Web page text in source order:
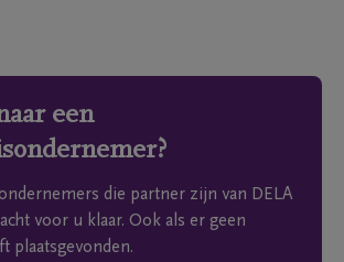
een
die partner zijn van DELA
voor u klaar. Ook als er geen
plaatsgevonden.